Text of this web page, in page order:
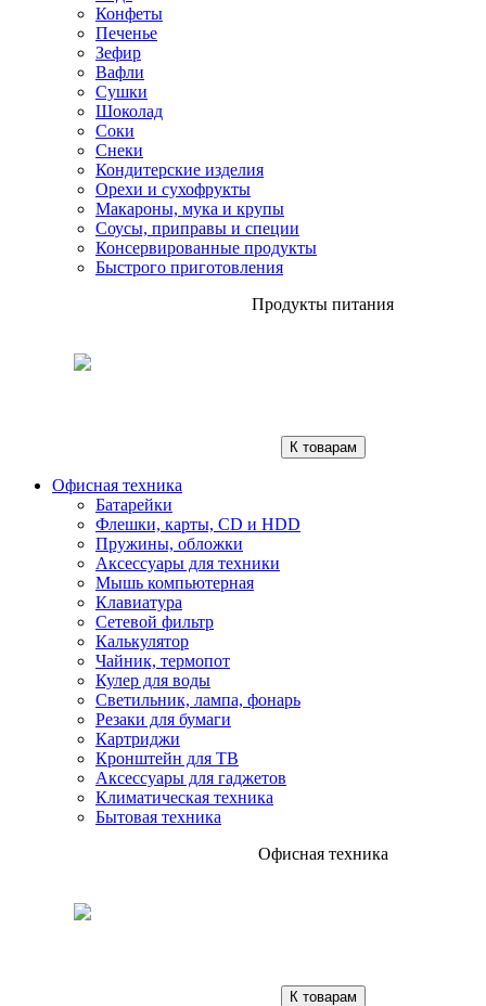
Конфеты
Печенье
Зефир
Вафли
Сушки
Шоколад
Соки
Снеки
Кондитерские изделия
Орехи и сухофрукты
Макароны, мука и крупы
Соусы, приправы и специи
Консервированные продукты
Быстрого приготовления
Продукты питания
К товарам
Офисная техника
Батарейки
Флешки, карты, CD и HDD
Пружины, обложки
Аксессуары для техники
Мышь компьютерная
Клавиатура
Сетевой фильтр
Калькулятор
Чайник, термопот
Кулер для воды
Светильник, лампа, фонарь
Резаки для бумаги
Картриджи
Кронштейн для ТВ
Аксессуары для гаджетов
Климатическая техника
Бытовая техника
Офисная техника
К товарам